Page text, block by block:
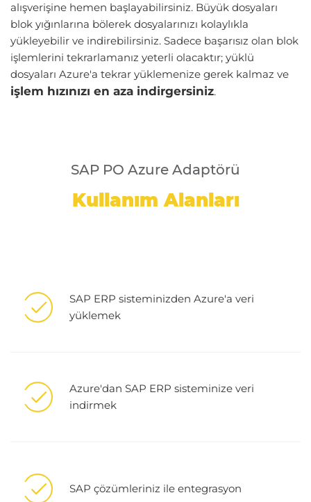
alışverişine hemen başlayabilirsiniz. Büyük dosyaları
blok yığınlarına bölerek dosyalarınızı kolaylıkla
yükleyebilir ve indirebilirsiniz. Sadece başarısız olan blok
işlemlerini tekrarlamanız yeterli olacaktır; yüklü
dosyaları Azure'a tekrar yüklemenize gerek kalmaz ve
işlem hızınızı en aza indirgersiniz.
SAP PO Azure Adaptörü
Kullanım Alanları
SAP ERP sisteminizden Azure'a veri
yüklemek
Azure'dan SAP ERP sisteminize veri
indirmek
SAP çözümleriniz ile entegrasyon